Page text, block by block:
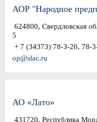
АОР "Народное
624800, Свердловская
5
+ 7 (34373) 78-3-20, 78-
op@slac.ru
АО «Лато»
431720, Республика